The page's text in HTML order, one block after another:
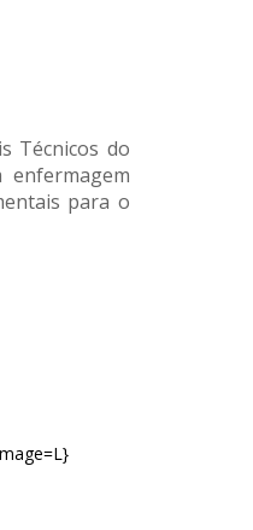
Técnicos do
para o